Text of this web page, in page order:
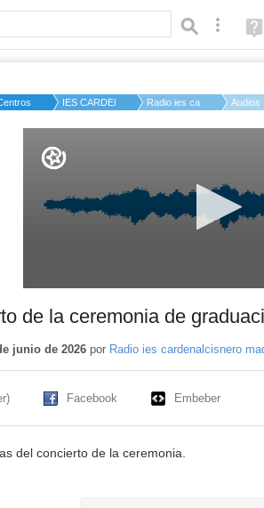
Búsqueda
(en
IES CARDENAL CISNERO...Radio ies cardenalc...Audios
50%
de la ceremonia de
junio de 2026por Radio ies cardenalcisnero
Facebook Embeber
del concierto de la ceremonia.